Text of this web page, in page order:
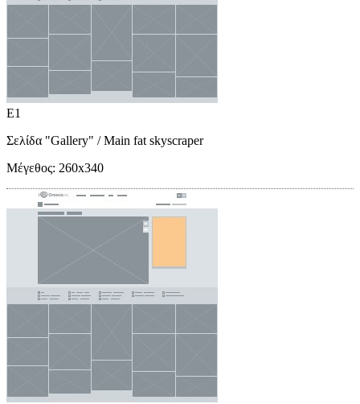
E1
Σελίδα "Gallery" / Main fat skyscraper
Μέγεθος: 260x340